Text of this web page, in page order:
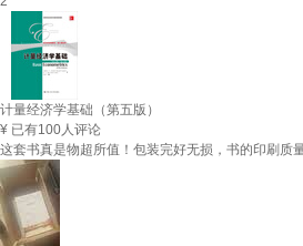
计量经济学基础（第五版）
¥ 已有100人评论
这套书真是物超所值！包装完好无损，书的印刷质